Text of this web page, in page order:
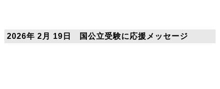
2026年 2月 19日 国公立受験に応援メッセージ